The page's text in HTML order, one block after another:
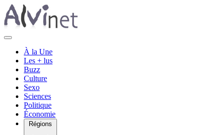
À la Une
Les + lus
Buzz
Culture
Sexo
Sciences
Politique
Économie
Régions